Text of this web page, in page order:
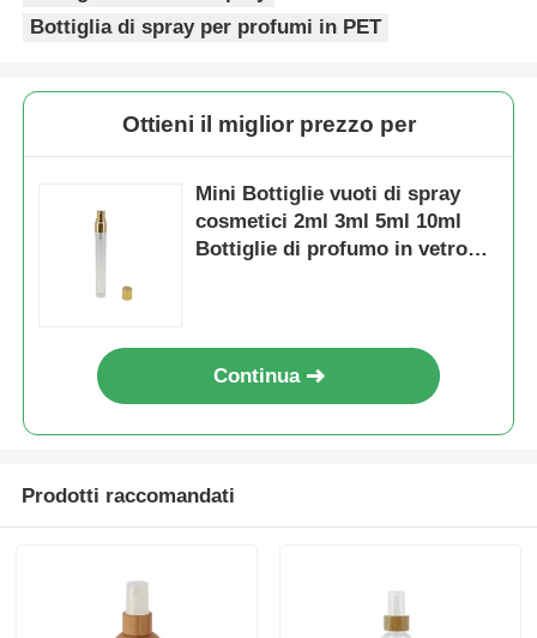
spruzzatore di innesco
Bottiglia di spray per profumi in PET
Ottieni il miglior prezzo per
Mini Bottiglie vuoti di spray
cosmetici 2ml 3ml 5ml 10ml
Bottiglie di profumo in vetro
Continua
Prodotti raccomandati